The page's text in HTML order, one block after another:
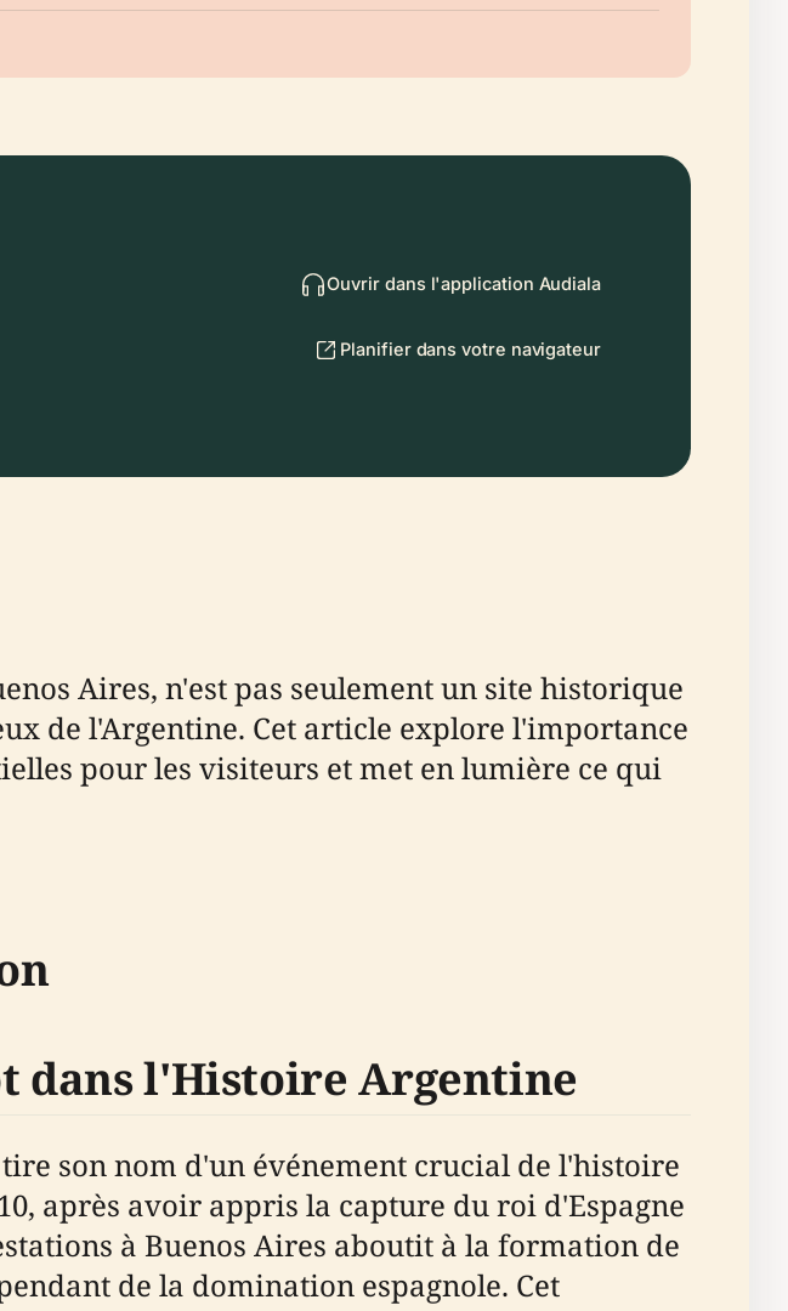
Ouvrir dans l'application Audiala
Planifier dans votre navigateur
Aires, n'est pas seulement un site historique
de l'Argentine. Cet article explore l'importance
pour les visiteurs et met en lumière ce qui
dans l'Histoire Argentine
son nom d'un événement crucial de l'histoire
après avoir appris la capture du roi d'Espagne
à Buenos Aires aboutit à la formation de
de la domination espagnole. Cet